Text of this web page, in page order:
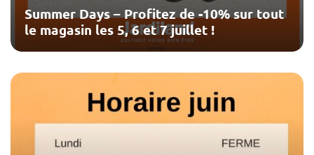
Summer Days – Profitez de -10% sur tout
le magasin les 5, 6 et 7 juillet !